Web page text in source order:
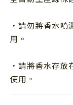
・請勿將香水
用。
・請將香水存
使用。